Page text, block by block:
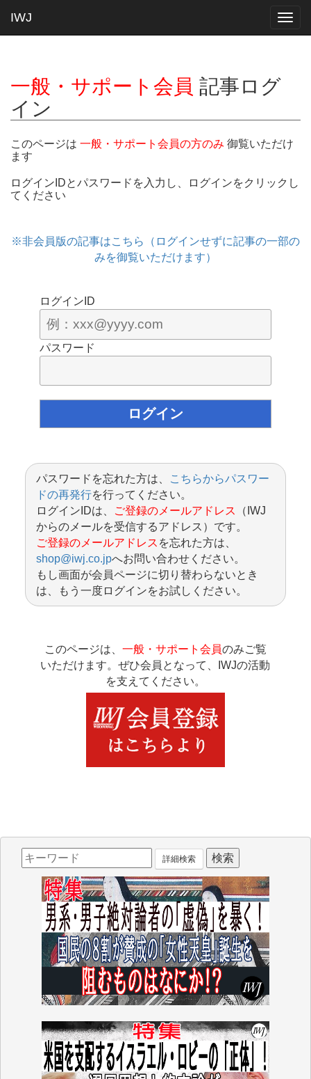
IWJ
一般・サポート会員 記事ログ
イン
このページは 一般・サポート会員の方のみ 御覧いただけ
ます
ログインIDとパスワードを入力し、ログインをクリックし
てください
※非会員版の記事はこちら（ログインせずに記事の一部の
みを御覧いただけます）
ログインID
パスワード
パスワードを忘れた方は、
こちらからパスワー
ドの再発行を行ってください。
ログインIDは、
ご登録のメールアドレス
（IWJ
からのメールを受信するアドレス）です。
ご登録のメールアドレス を忘れた方は、
shop@iwj.co.jpへお問い合わせください。
もし画面が会員ページに切り替わらないとき
は、もう一度ログインをお試しください。
このページは、 一般・サポート会員のみご覧
いただけます。ぜひ会員となって、IWJの活動
を支えてください。
詳細検索